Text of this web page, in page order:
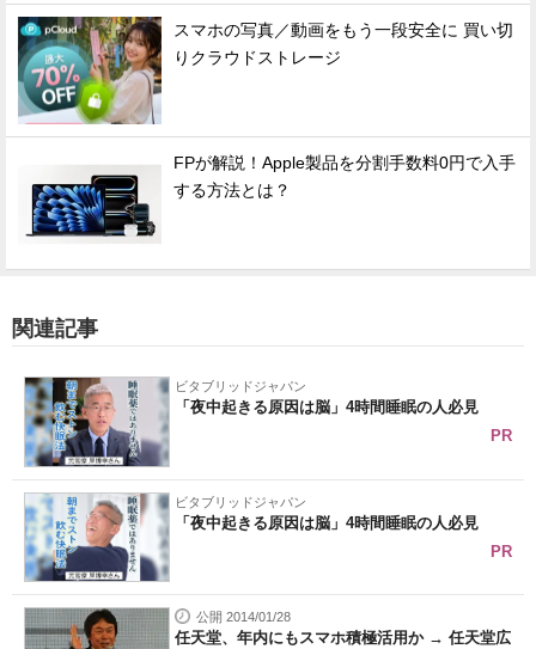
スマホの写真／動画をもう一段安全に 買い切
りクラウドストレージ
FPが解説！Apple製品を分割手数料0円で入手
する方法とは？
関連記事
ビタブリッドジャパン
「夜中起きる原因は脳」4時間睡眠の人必見
PR
ビタブリッドジャパン
「夜中起きる原因は脳」4時間睡眠の人必見
PR
公開 2014/01/28
任天堂、年内にもスマホ積極活用か → 任天堂広